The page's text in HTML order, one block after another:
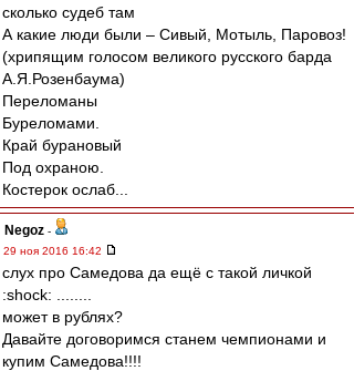
сколько судеб там
А какие люди были – Сивый, Мотыль, Паровоз!
(хрипящим голосом великого русского барда
А.Я.Розенбаума)
Переломаны
Буреломами.
Край бурановый
Под охраною.
Костерок ослаб...
Negoz -
29 ноя 2016 16:42
слух про Самедова да ещё с такой личкой
:shock: ........
может в рублях?
Давайте договоримся станем чемпионами и
купим Самедова!!!!